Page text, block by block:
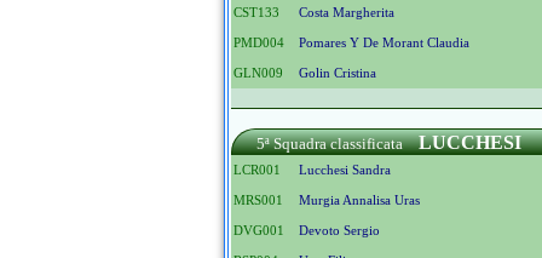
CST133 Costa Margherita
PMD004 Pomares Y De Morant Claudia
GLN009 Golin Cristina
5ª Squadra classificata LUCCHESI
LCR001 Lucchesi Sandra
MRS001 Murgia Annalisa Uras
DVG001 Devoto Sergio